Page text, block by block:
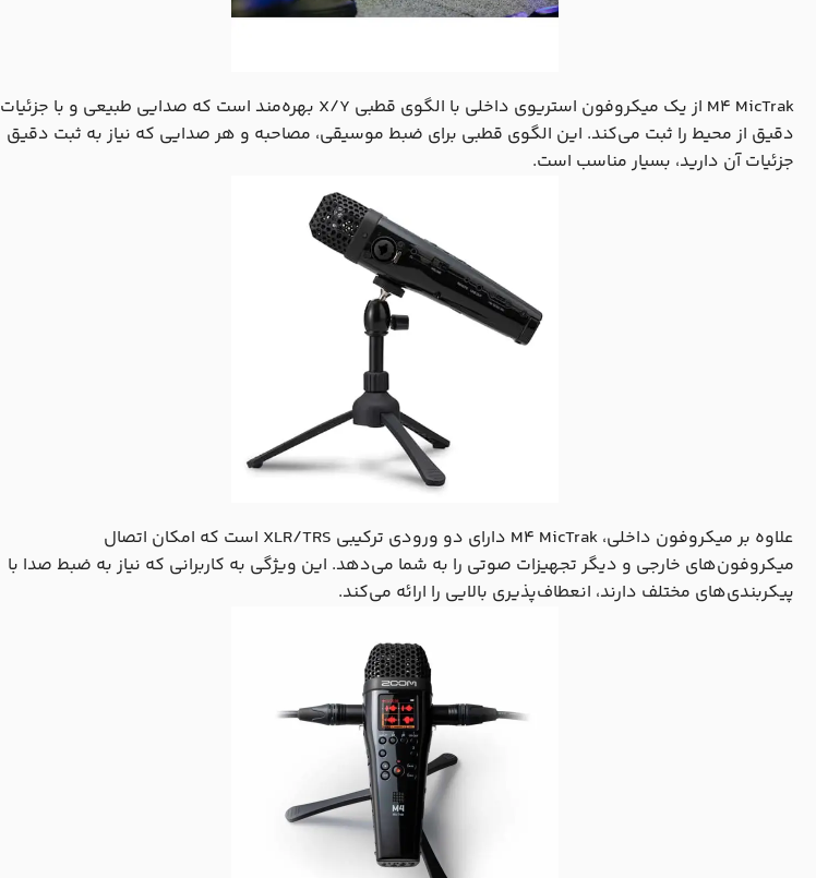
M4 MicTrak از یک میکروفون استریوی داخلی با الگوی قطبی X/Y بهره‌مند است که صدایی طبیعی و با جزئیات
دقیق از محیط را ثبت می‌کند. این الگوی قطبی برای ضبط موسیقی، مصاحبه و هر صدایی که نیاز به ثبت دقیق
جزئیات آن دارید، بسیار مناسب است.
علاوه بر میکروفون داخلی، M4 MicTrak دارای دو ورودی ترکیبی XLR/TRS است که امکان اتصال
میکروفون‌های خارجی و دیگر تجهیزات صوتی را به شما می‌دهد. این ویژگی به کاربرانی که نیاز به ضبط صدا با
پیکربندی‌های مختلف دارند، انعطاف‌پذیری بالایی را ارائه می‌کند.